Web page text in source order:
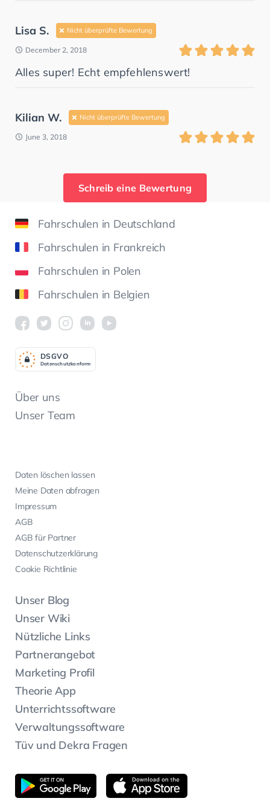
Lisa S. Nicht überprüfte Bewertung
December 2, 2018
Alles super! Echt empfehlenswert!
Kilian W. Nicht überprüfte Bewertung
June 3, 2018
Schreib eine Bewertung
Fahrschulen in Deutschland
Fahrschulen in Frankreich
Fahrschulen in Polen
Fahrschulen in Belgien
Über uns
Unser Team
Daten löschen lassen
Meine Daten abfragen
Impressum
AGB
AGB für Partner
Datenschutzerklärung
Cookie Richtlinie
Unser Blog
Unser Wiki
Nützliche Links
Partnerangebot
Marketing Profil
Theorie App
Unterrichtssoftware
Verwaltungssoftware
Tüv und Dekra Fragen
Datenschutzkonform
DSGVO